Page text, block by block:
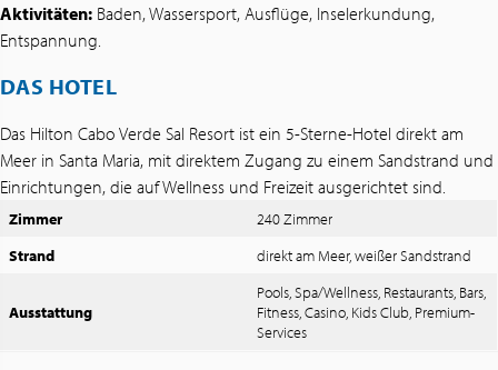
Aktivitäten: Baden, Wassersport, Ausflüge, Inselerkundung,
Entspannung.
DAS HOTEL
Das Hilton Cabo Verde Sal Resort ist ein 5-Sterne-Hotel direkt am
Meer in Santa Maria, mit direktem Zugang zu einem Sandstrand und
Einrichtungen, die auf Wellness und Freizeit ausgerichtet sind.
Zimmer
240 Zimmer
Strand
direkt am Meer, weißer Sandstrand
Ausstattung
Pools, Spa/Wellness, Restaurants, Bars,
Fitness, Casino, Kids Club, Premium-
Services